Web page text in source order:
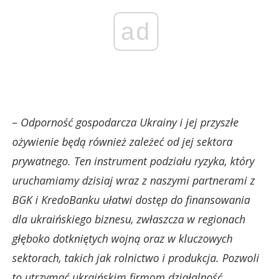
ad
– Odporność gospodarcza Ukrainy i jej przyszłe
ożywienie będą również zależeć od jej sektora
prywatnego. Ten instrument podziału ryzyka, który
uruchamiamy dzisiaj wraz z naszymi partnerami z
BGK i KredoBanku ułatwi dostęp do finansowania
dla ukraińskiego biznesu, zwłaszcza w regionach
głęboko dotkniętych wojną oraz w kluczowych
sektorach, takich jak rolnictwo i produkcja. Pozwoli